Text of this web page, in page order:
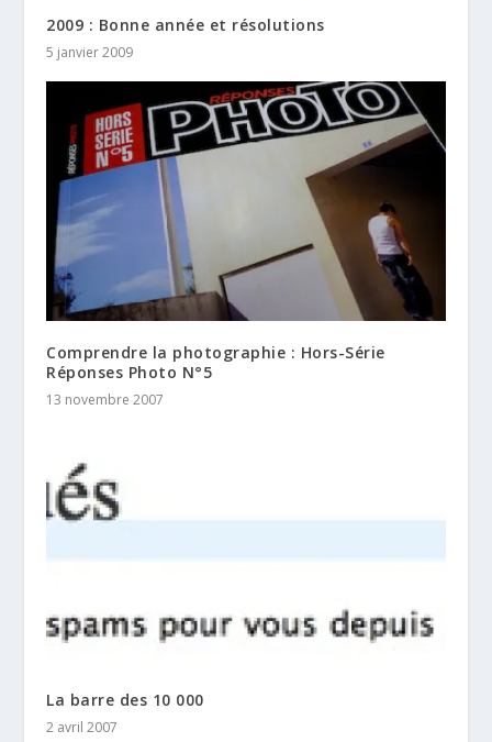
2009 : Bonne année et résolutions
5 janvier 2009
Comprendre la photographie : Hors-Série
Réponses Photo N°5
13 novembre 2007
La barre des 10 000
2 avril 2007